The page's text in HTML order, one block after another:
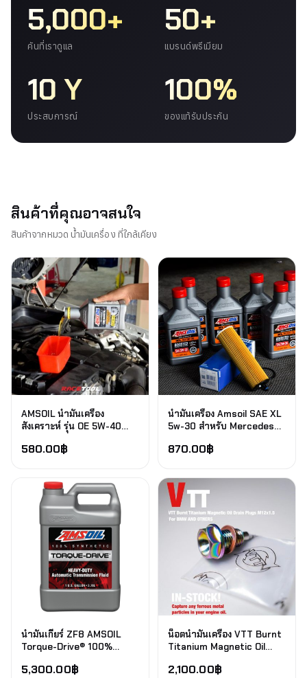
5,000+
คันที่เราดูแล
50+
แบรนด์พรีเมียม
10 Y
ประสบการณ์
100%
ของแท้รับประกัน
สินค้าที่คุณอาจสนใจ
สินค้าจากหมวด น้ำมันเครื่อง ที่ใกล้เคียง
AMSOIL น้ำมันเครื่อง
สังเคราะห์ รุ่น OE 5W-40
580.00฿
น้ำมันเครื่อง Amsoil SAE XL
5w-30 สำหรับ Mercedes
870.00฿
น้ำมันเกียร์ ZF8 AMSOIL
Torque-Drive® 100%
Transmission Fluid
5,300.00฿
น็อตน้ำมันเครื่อง VTT Burnt
Titanium Magnetic Oil
2,100.00฿